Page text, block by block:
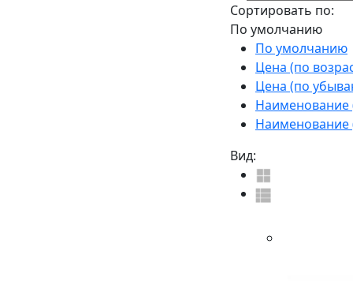
Сортировать по:
По умолчанию
По умолчанию
Цена (по
Цена (по
Наименование
Наименование
Вид: